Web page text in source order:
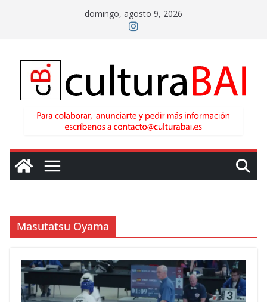
domingo, agosto 9, 2026
Masutatsu Oyama